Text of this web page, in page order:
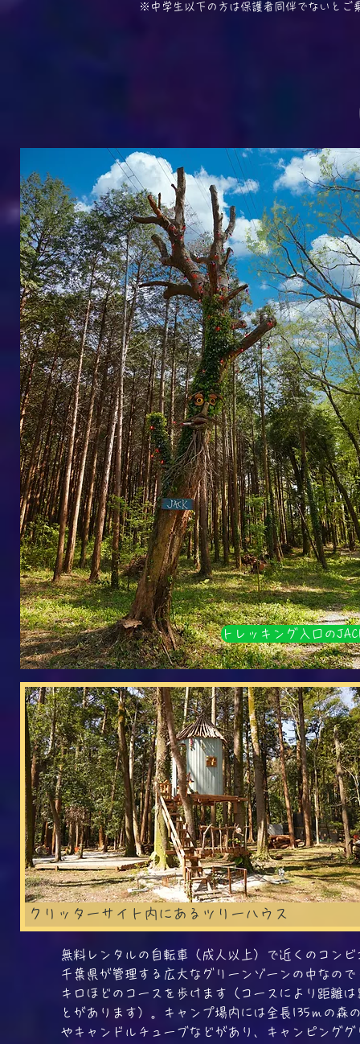
​※中学生以下の方は保護者同伴でないとご
トレッキング入口の
クリッターサイト内にあるツリーハウス
無料レンタルの自転車（成人以上）で近くのコン
千葉県が管理する広大なグリーンゾーンの中なの
キロほどのコースを歩けます（コースにより距離
とがあります）。キャンプ場内には全長135ｍの
やキャンドルチューブなどがあり、キャンピング